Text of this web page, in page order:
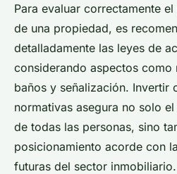
Para evaluar correctamente
de una propiedad, es
detalladamente las leyes de
considerando aspectos como
baños y señalización. Invertir
normativas asegura no solo
de todas las personas, sino
posicionamiento acorde con
futuras del sector inmobiliario.